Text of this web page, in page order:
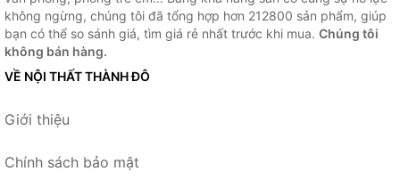
không ngừng, chúng tôi đã tổng hợp hơn 212800 sản phẩm, giúp
bạn có thể so sánh giá, tìm giá rẻ nhất trước khi mua. Chúng tôi
không bán hàng.
VỀ NỘI THẤT THÀNH ĐÔ
Giới thiệu
Chính sách bảo mật